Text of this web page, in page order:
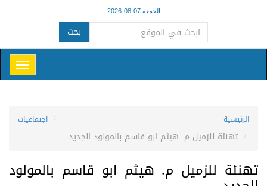
الجمعة 07-08-2026
بحث
الرئيسية اجتماعيات
تهنئة للزميل م. هيثم ابو قاسم بالمولود الجديد
تهنئة للزميل م. هيثم ابو قاسم بالمولود